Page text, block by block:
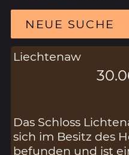
NEUE SUCHE
Liechtenaw
Das Schloss
sich im Besitz des
befunden und ist